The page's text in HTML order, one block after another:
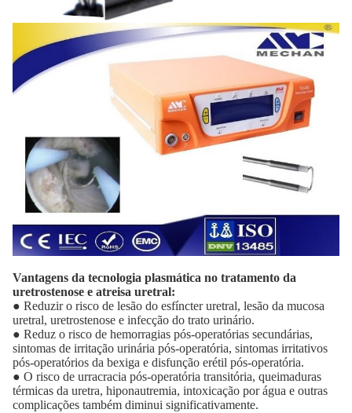
Vantagens da tecnologia plasmática no tratamento da
uretrostenose e atreisa uretral:
● Reduzir o risco de lesão do esfíncter uretral, lesão da mucosa
uretral, uretrostenose e infecção do trato urinário.
● Reduz o risco de hemorragias pós-operatórias secundárias,
sintomas de irritação urinária pós-operatória, sintomas irritativos
pós-operatórios da bexiga e disfunção erétil pós-operatória.
● O risco de urracracia pós-operatória transitória, queimaduras
térmicas da uretra, hiponautremia, intoxicação por água e outras
complicações também diminui significativamente.